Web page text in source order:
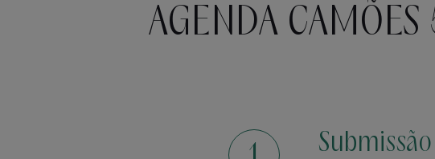
AGENDA